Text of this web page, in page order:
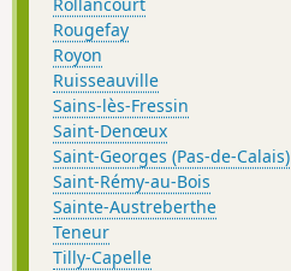
Rollancourt
Rougefay
Royon
Ruisseauville
Sains-lès-Fressin
Saint-Denœux
Saint-Georges (Pas-de-Calais)
Saint-Rémy-au-Bois
Sainte-Austreberthe
Teneur
Tilly-Capelle